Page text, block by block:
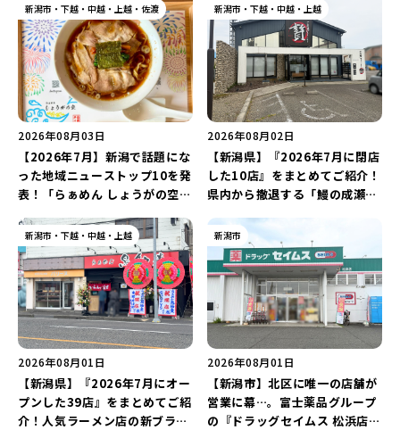
新潟市・下越・中越・上越・佐渡
2026年08月03日
【2026年7月】新潟で話題にな
った地域ニューストップ10を発
表！「らぁめん しょうがの空」
閉店の注目記事をランキングで
ご紹介♪
新潟市・下越・中越・上越
2026年08月02日
【新潟県】『2026年7月に閉店
した10店』をまとめてご紹介！
県内から撤退する「鰻の成瀬」
店」が営業に幕…。
新潟市・下越・中越・上越
2026年08月01日
【新潟県】『2026年7月にオー
プンした39店』をまとめてご紹
介！人気ラーメン店の新ブラン
新潟市
2026年08月01日
【新潟市】北区に唯一の店舗が
営業に幕…。富士薬品グループ
の『ドラッグセイムス 松浜店』